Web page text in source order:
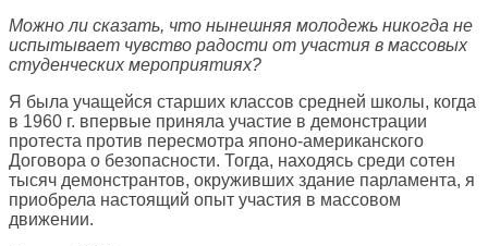
Можно ли сказать, что нынешняя молодежь никогда не
испытывает чувство радости от участия в массовых
студенческих мероприятиях?
Я была учащейся старших классов средней школы, когда
в 1960 г. впервые приняла участие в демонстрации
протеста против пересмотра японо-американского
Договора о безопасности. Тогда, находясь среди сотен
тысяч демонстрантов, окруживших здание парламента, я
приобрела настоящий опыт участия в массовом
движении.